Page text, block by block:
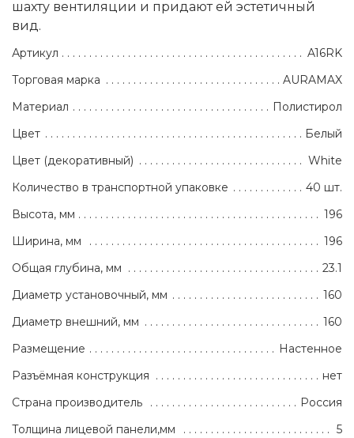
шахту вентиляции и придают ей эстетичный
вид.
Артикул
A16RK
Торговая марка
AURAMAX
Материал
Полистирол
Цвет
Белый
Цвет (декоративный)
White
Количество в транспортной упаковке
40 шт.
Высота, мм
196
Ширина, мм
196
Общая глубина, мм
23.1
Диаметр установочный, мм
160
Диаметр внешний, мм
160
Размещение
Настенное
Разъёмная конструкция
нет
Страна производитель
Россия
Толщина лицевой панели,мм
5